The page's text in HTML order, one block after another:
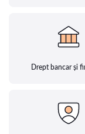
Drept bancar și